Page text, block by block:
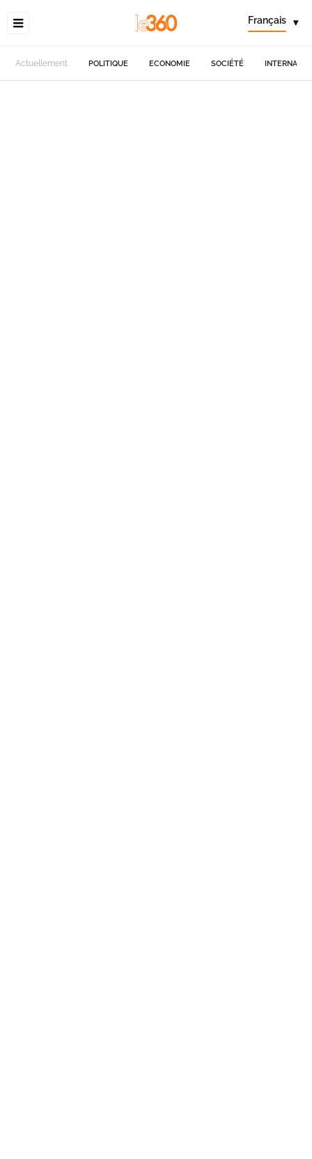
Français ▾
Actuellement POLITIQUE ECONOMIE SOCIÉTÉ